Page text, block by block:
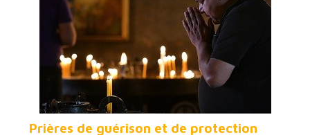
Prières de guérison et de protection